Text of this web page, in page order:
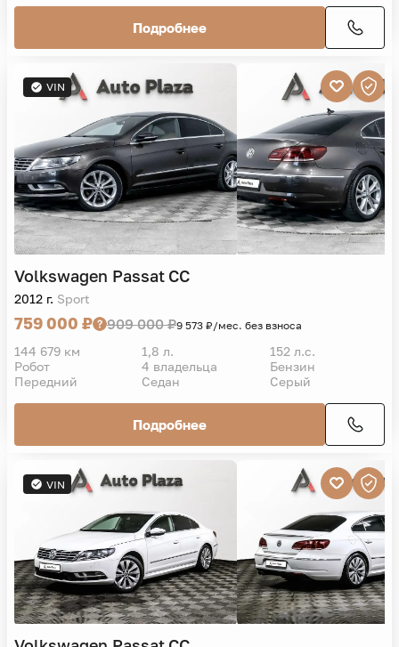
Подробнее
VIN
Volkswagen Passat CC
2012 г. Sport
759 000 ₽ 909 000 ₽9 573 ₽/мес. без взноса
144 679 км 1,8 л.
152 л.с.
Робот
4 владельца
Бензин
Передний
Седан Серый
Подробнее
VIN